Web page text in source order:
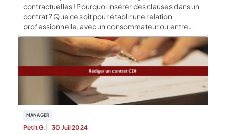
contractuelles ! Pourquoi insérer des clauses dans un
contrat ? Que ce soit pour établir une relation
professionnelle, avec un consommateur ou entre
particuliers, le contrat est un outil de prévisibilité. Le
contrat permet aux parties de définir et d’encadrer
leur relation contractuelle. Au sein du […]
MANAGER
Petit G. 30 Juil 2024